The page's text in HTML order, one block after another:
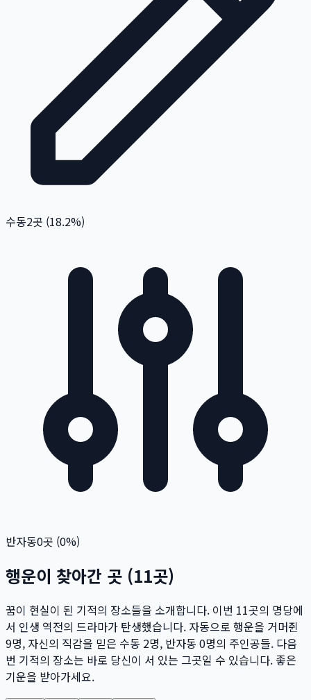
수동2곳 (18.2%)
반자동0곳 (0%)
행운이 찾아간 곳 (11곳)
꿈이 현실이 된 기적의 장소들을 소개합니다. 이번 11곳의 명당에
서 인생 역전의 드라마가 탄생했습니다. 자동으로 행운을 거머쥔
9명, 자신의 직감을 믿은 수동 2명, 반자동 0명의 주인공들. 다음
번 기적의 장소는 바로 당신이 서 있는 그곳일 수 있습니다. 좋은
기운을 받아가세요.